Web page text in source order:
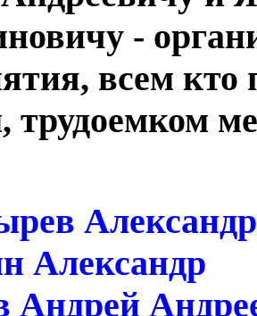
-
всем кто
трудоемком
Александр
Андрей